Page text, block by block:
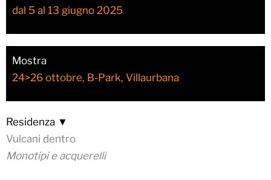
dal 5 al 13 giugno 2025
Mostra
24>26 ottobre, B-Park, Villaurbana
Residenza ▼
Vulcani dentro
Monotipi e acquerelli